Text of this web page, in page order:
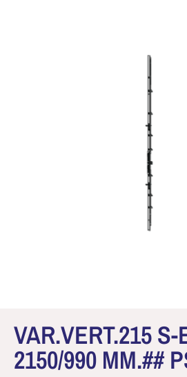
VAR.VERT.215 S-
2150/990 MM.##